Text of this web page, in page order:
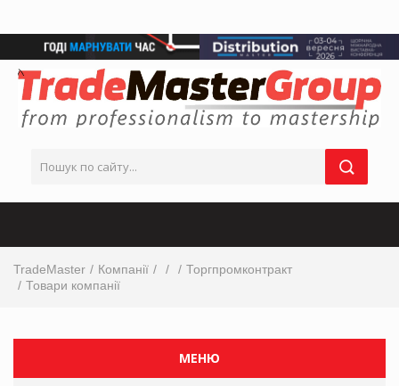
TradeMaster Компанії
Торгпромконтракт
Товари компанії
МЕНЮ